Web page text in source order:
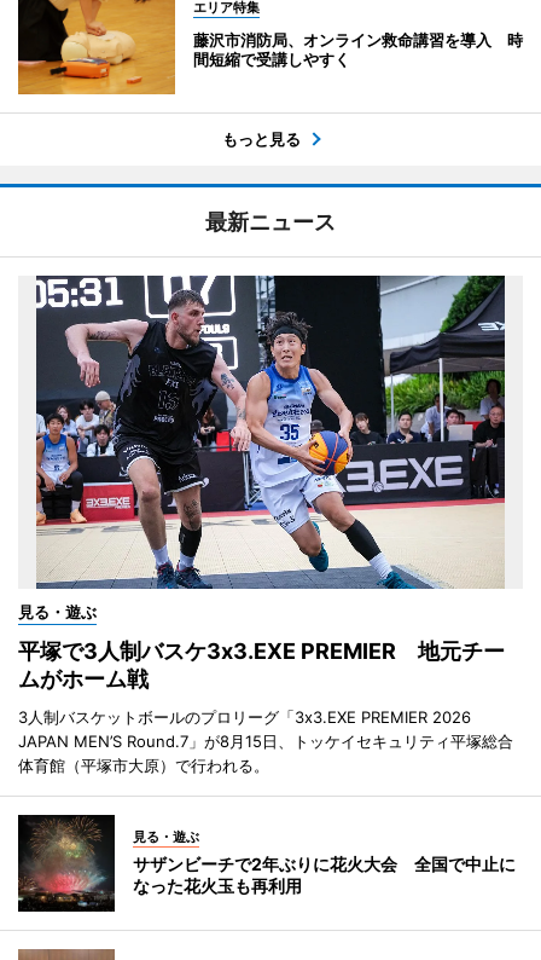
エリア特集
藤沢市消防局、オンライン救命講習を導入 時
間短縮で受講しやすく
もっと見る
最新ニュース
見る・遊ぶ
平塚で3人制バスケ3x3.EXE PREMIER 地元チー
ムがホーム戦
3人制バスケットボールのプロリーグ「3x3.EXE PREMIER 2026
JAPAN MEN’S Round.7」が8月15日、トッケイセキュリティ平塚総合
体育館（平塚市大原）で行われる。
見る・遊ぶ
サザンビーチで2年ぶりに花火大会 全国で中止に
なった花火玉も再利用